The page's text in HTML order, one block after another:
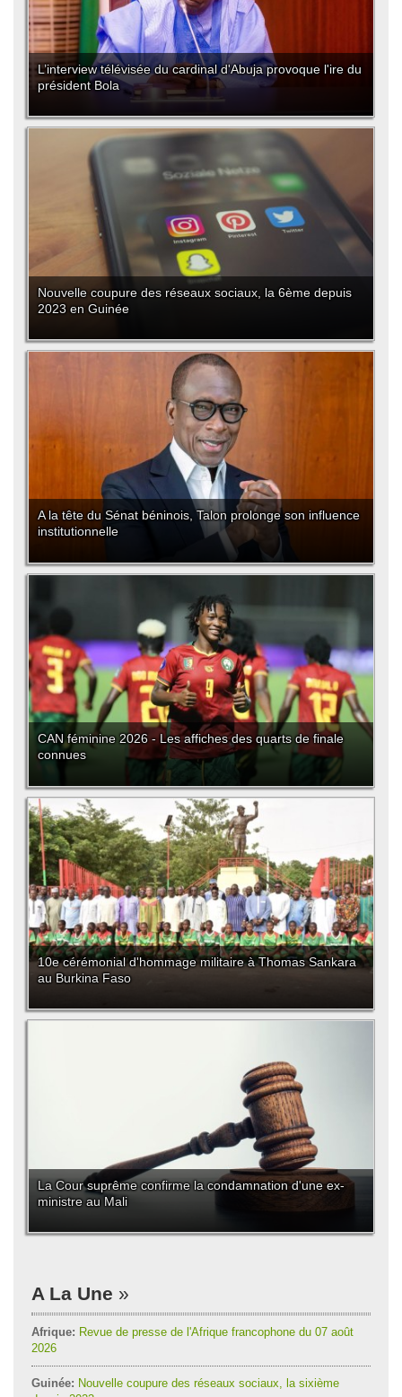
L’interview télévisée du cardinal d'Abuja provoque l'ire du
président Bola
Nouvelle coupure des réseaux sociaux, la 6ème depuis
2023 en Guinée
A la tête du Sénat béninois, Talon prolonge son influence
institutionnelle
CAN féminine 2026 - Les affiches des quarts de finale
connues
10e cérémonial d'hommage militaire à Thomas Sankara
au Burkina Faso
La Cour suprême confirme la condamnation d'une ex-
ministre au Mali
A La Une
Afrique: Revue de presse de l'Afrique francophone du 07 août
2026
Guinée: Nouvelle coupure des réseaux sociaux, la sixième